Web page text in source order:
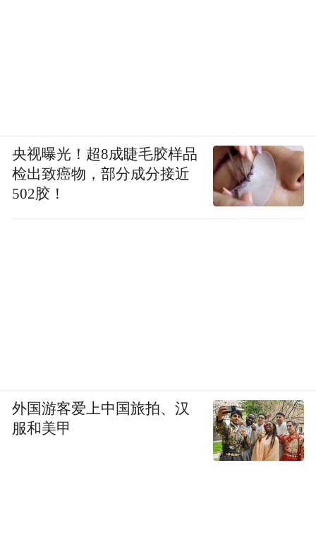
央视曝光！超8成睫毛胶样品
检出致癌物，部分成分接近
502胶！
外国游客爱上中国旅拍、汉
服和美甲